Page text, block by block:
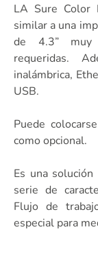
LA Sure Color
similar a una
de 4.3” muy
requeridas.
inalámbrica,
USB.
Puede
como opcional.
Es una
serie de
Flujo de
especial para